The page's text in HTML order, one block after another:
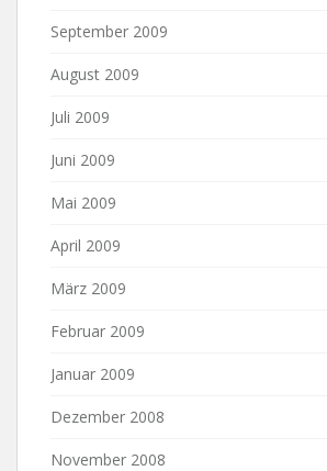
September 2009
August 2009
Juli 2009
Juni 2009
Mai 2009
April 2009
März 2009
Februar 2009
Januar 2009
Dezember 2008
November 2008